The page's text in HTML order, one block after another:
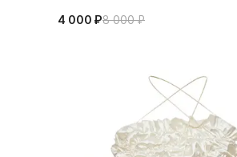
4 000⁠ ⁠₽8 000⁠ ⁠₽